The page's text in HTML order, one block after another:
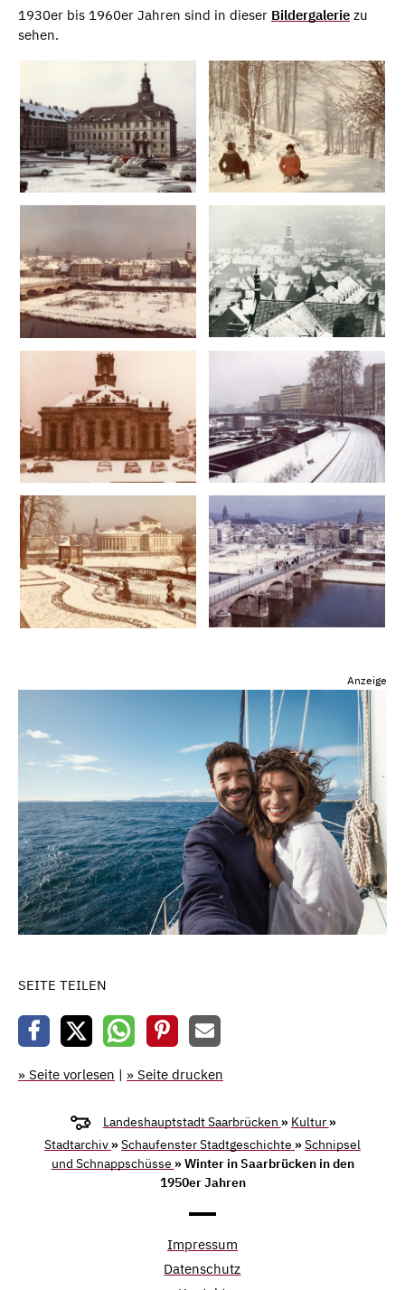
1930er bis 1960er Jahren sind in dieser Bildergalerie zu
sehen.
Anzeige
SEITE TEILEN
» Seite vorlesen | » Seite drucken
Landeshauptstadt Saarbrücken » Kultur »
Stadtarchiv »Schaufenster Stadtgeschichte »Schnipsel
und Schnappschüsse » Winter in Saarbrücken in den
1950er Jahren
Impressum
Datenschutz